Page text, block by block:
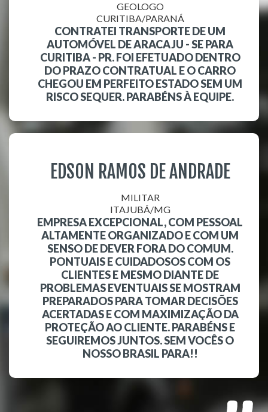
GEOLOGO
CURITIBA/PARANÁ
CONTRATEI TRANSPORTE DE UM
AUTOMÓVEL DE ARACAJU - SE PARA
CURITIBA - PR. FOI EFETUADO DENTRO
DO PRAZO CONTRATUAL E O CARRO
CHEGOU EM PERFEITO ESTADO SEM UM
RISCO SEQUER. PARABÉNS À EQUIPE.
EDSON RAMOS DE ANDRADE
MILITAR
ITAJUBÁ/MG
EMPRESA EXCEPCIONAL, COM PESSOAL
ALTAMENTE ORGANIZADO E COM UM
SENSO DE DEVER FORA DO COMUM.
PONTUAIS E CUIDADOSOS COM OS
CLIENTES E MESMO DIANTE DE
PROBLEMAS EVENTUAIS SE MOSTRAM
PREPARADOS PARA TOMAR DECISÕES
ACERTADAS E COM MAXIMIZAÇÃO DA
PROTEÇÃO AO CLIENTE. PARABÉNS E
SEGUIREMOS JUNTOS. SEM VOCÊS O
NOSSO BRASIL PARA!!